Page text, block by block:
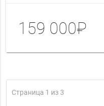
159 000₽
Страница 1 из 3